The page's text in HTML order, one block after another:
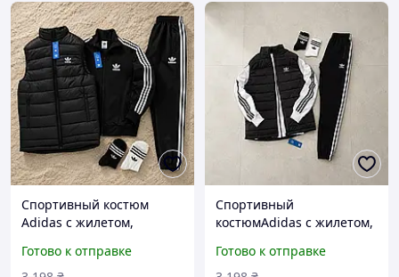
Спортивный костюм
Adidas с жилетом,
жилетка Адидас черный,
Готово к отправке
Спортивный
костюмAdidas с жилетом,
Адидас с кофтой и
Готово к отправке